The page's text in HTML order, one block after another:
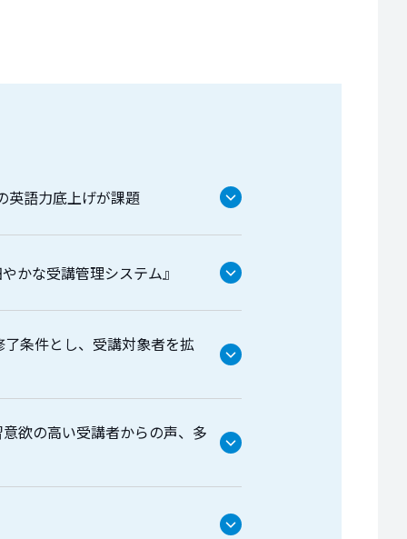
英語力底上げが課題
かな受講管理システム』
条件とし、受講対象者を拡
欲の高い受講者からの声、多